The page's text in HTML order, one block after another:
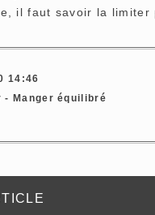
il faut savoir la
14:46
- Manger équilibré